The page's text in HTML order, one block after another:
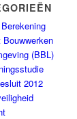
Bouwwerken
(BBL)
2012